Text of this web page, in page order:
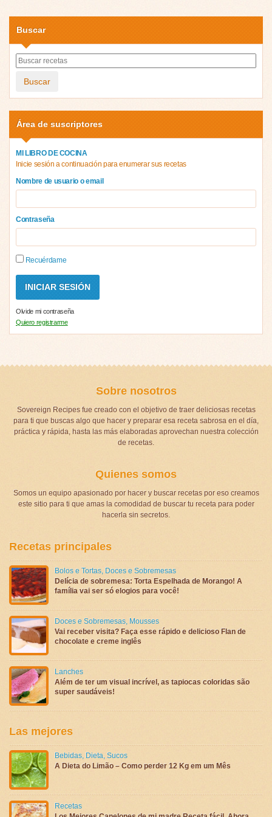
Buscar
Buscar
Área de suscriptores
MI LIBRO DE COCINA
Inicie sesión a continuación para enumerar sus recetas
Nombre de usuario o email
Contraseña
Recuérdame
Olvide mi contraseña
Quiero registrarme
Sobre nosotros
Sovereign Recipes fue creado con el objetivo de traer deliciosas recetas
para ti que buscas algo que hacer y preparar esa receta sabrosa en el día,
práctica y rápida, hasta las más elaboradas aprovechan nuestra colección
de recetas.
Quienes somos
Somos un equipo apasionado por hacer y buscar recetas por eso creamos
este sitio para ti que amas la comodidad de buscar tu receta para poder
hacerla sin secretos.
Recetas principales
Bolos e Tortas, Doces e Sobremesas
Delícia de sobremesa: Torta Espelhada de Morango! A
família vai ser só elogios para você!
Doces e Sobremesas, Mousses
Vai receber visita? Faça esse rápido e delicioso Flan de
chocolate e creme inglês
Lanches
Além de ter um visual incrível, as tapiocas coloridas são
super saudáveis!
Las mejores
Bebidas, Dieta, Sucos
A Dieta do Limão – Como perder 12 Kg em um Mês
Recetas